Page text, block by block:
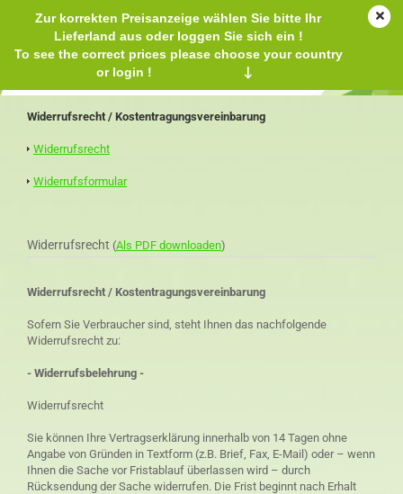
Zur korrekten Preisanzeige wählen Sie bitte Ihr
Lieferland aus oder loggen Sie sich ein !
To see the correct prices please choose your country
or login !
↓
Widerrufsrecht / Kostentragungsvereinbarung
Widerrufsrecht
Widerrufsformular
Widerrufsrecht (Als PDF downloaden)
Widerrufsrecht / Kostentragungsvereinbarung
Sofern Sie Verbraucher sind, steht Ihnen das nachfolgende
Widerrufsrecht zu:
- Widerrufsbelehrung -
Widerrufsrecht
Sie können Ihre Vertragserklärung innerhalb von 14 Tagen ohne
Angabe von Gründen in Textform (z.B. Brief, Fax, E-Mail) oder – wenn
Ihnen die Sache vor Fristablauf überlassen wird – durch
Rücksendung der Sache widerrufen. Die Frist beginnt nach Erhalt